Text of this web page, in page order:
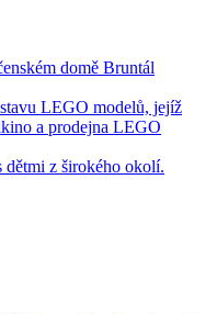
domě Bruntál
LEGO modelů, jejíž
a prodejna LEGO
dětmi z širokého okolí.